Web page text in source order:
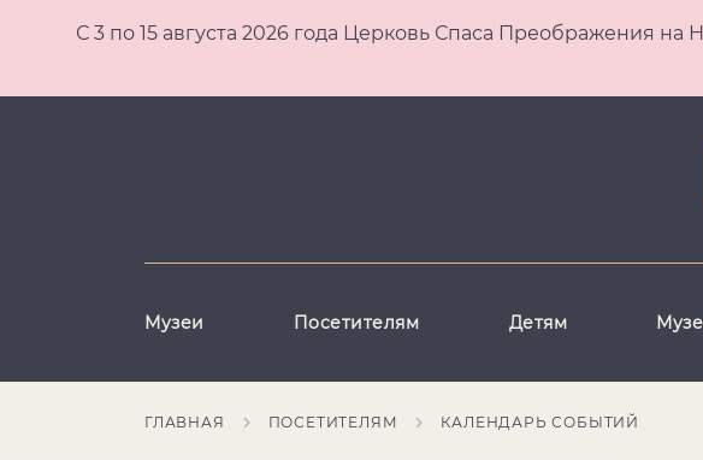
С 3 по 15 августа 2026 года Церковь Спаса Преображения
Музеи Посетителям Детям
ГЛАВНАЯ ПОСЕТИТЕЛЯМ КАЛЕНДАРЬ СОБЫТИЙ